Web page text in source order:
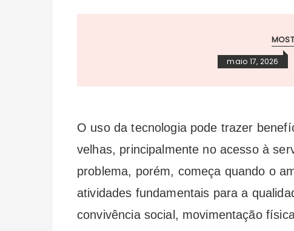
maio 17, 2026
O uso da tecnologia pode trazer
velhas, principalmente no acesso à
problema, porém, começa quando o
atividades fundamentais para a
convivência social, movimentação